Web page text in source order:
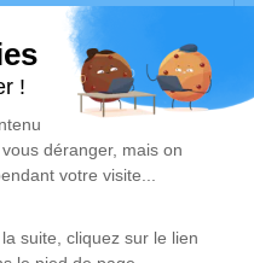
photos souvenirs, une
à travers des
est un lieu
mémoire de Nicole
hommage est